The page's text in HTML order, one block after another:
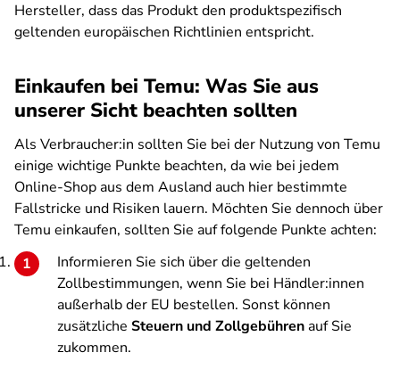
Hersteller, dass das Produkt den produktspezifisch
geltenden europäischen Richtlinien entspricht.
Einkaufen bei Temu: Was Sie aus
unserer Sicht beachten sollten
Als Verbraucher:in sollten Sie bei der Nutzung von Temu
einige wichtige Punkte beachten, da wie bei jedem
Online-Shop aus dem Ausland auch hier bestimmte
Fallstricke und Risiken lauern. Möchten Sie dennoch über
Temu einkaufen, sollten Sie auf folgende Punkte achten:
Informieren Sie sich über die geltenden
Zollbestimmungen, wenn Sie bei Händler:innen
außerhalb der EU bestellen. Sonst können
zusätzliche Steuern und Zollgebührenauf Sie
zukommen.